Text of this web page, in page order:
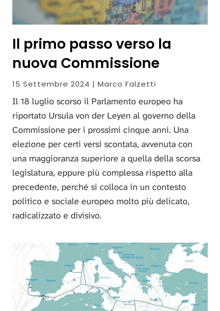
Il primo passo verso la
nuova Commissione
15 Settembre 2024 | Marco Falzetti
Il 18 luglio scorso il Parlamento europeo ha
riportato Ursula von der Leyen al governo della
Commissione per i prossimi cinque anni. Una
elezione per certi versi scontata, avvenuta con
una maggioranza superiore a quella della scorsa
legislatura, eppure più complessa rispetto alla
precedente, perché si colloca in un contesto
politico e sociale europeo molto più delicato,
radicalizzato e divisivo.